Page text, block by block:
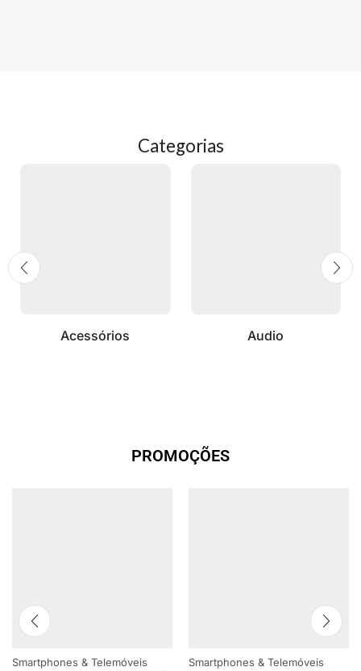
Categorias
Acessórios Audio
PROMOÇÕES
Smartphones & Telemóveis Smartphones & Telemóveis